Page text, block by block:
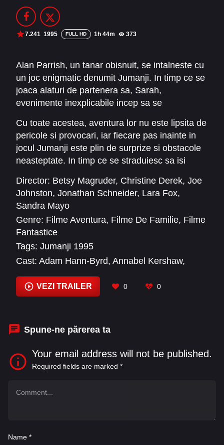
Filme Online 2014
Filme Online 2012 Filme Online 2011
DMCA
SERIALE ONLINE
TERMENI ȘI CONDIȚII
CONTACT
7.241 1995 FULL HD 1h 44m 373
Alan Parrish, un tanar obisnuit, se intalneste cu
un joc enigmatic denumit Jumanji. In timp ce se
joaca alaturi de partenera sa, Sarah,
evenimente inexplicabile incep sa se
realitate, in inima junglei fermecate din Jumanji,
unde ramane captiv timp de 26 de ani.
Dupa mult timp, doi alti copii, Judy si Peter,
gasesc jocul ascuns in podul casei lui Alan si, in
timp ce il joaca, il elibereaza pe Alan din lumea
salbatica in care a supravietuit pana la varsta
de 38 de ani. Impreuna, cei trei aventurieri
trebuie sa-l gaseasca pe Sarah, care a trecut si
ea prin transformari pe parcursul anilor, pentru a
finaliza jocul Jumanji 1995 film online subtitrat
inainte ca acesta sa-i... finalizeze pe ei.
Cu toate acestea, aventura lor nu este lipsita de
pericole si provocari, iar fiecare pas inainte in
jocul Jumanji este plin de surprize si obstacole
neasteptate. In timp ce se straduiesc sa isi
victorie, Judy, Peter si Alan isi amintesc mereu
de cuvintele cheie: "Jumanji 1995 film online
subtitrat", un indiciu misterios care le poate oferi
ghidajul de care au nevoie pentru a depasi toate
piedicile si a finaliza jocul.
Director: Betsy Magruder, Christine Derek, Joe
Johnston, Jonathan Schneider, Lara Fox,
Sandra Mayo
Genre: Filme Aventura, Filme De Familie, Filme
Fantastice
Tags: Jumanji 1995
Cast: Adam Hann-Byrd, Annabel Kershaw,
Brandon Obray, Brenda Lockmuller ,
Thiedeke, Daniel Olsen
VEZI TRAILER 0 0
Spune-ne părerea ta
Your email address will not be published.
Required fields are marked *
Name *